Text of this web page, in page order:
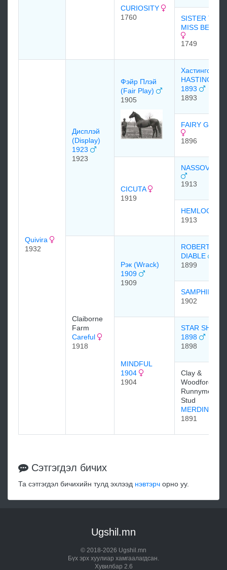
CURIOSITY
1760
SISTER TO
MISS BELSEA
1749
Quivira
1932
Диcплэй
(Display)
1923
1923
Фэйр Плэй
(Fair Play)
1905
Хастингс
HASTINGS
1893
1893
FAIRY GOLD
1896
CICUTA
1919
NASSOVIAN
1913
HEMLOCK
1913
Claiborne
Farm
Careful
1918
Рэк (Wrack)
1909
1909
ROBERT LE
DIABLE
1899
SAMPHIRE
1902
MINDFUL
1904
1904
STAR SHOOT
1898
1898
Clay &
Woodford,
Runnymede
Stud
MERDIN
1891
Сэтгэгдэл бичих
Та сэтгэгдэл бичихийн тулд эхлээд нэвтэрч орно уу.
Ugshil.mn
© 2018-2026 Ugshil.mn
Бүх эрх хуулиар хамгаалагдсан.
Хувилбар 2.6